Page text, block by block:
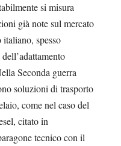
si misura
già note sul mercato
spesso
Seconda guerra
soluzioni di trasporto
come nel caso del
citato in
tecnico con il